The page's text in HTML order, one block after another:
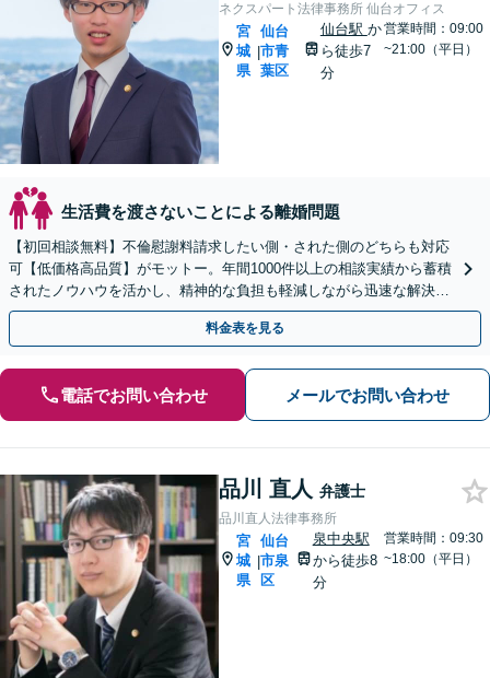
ネクスパート法律事務所 仙台オフィス
宮
城
県
|
仙台
市青
葉区
仙台駅 か
ら徒歩7
分
営業時間：09:00
~21:00（平日）
生活費を渡さないことによる離婚問題
【初回相談無料】不倫慰謝料請求したい側・された側のどちらも対応
可【低価格高品質】がモットー。年間1000件以上の相談実績から蓄積
されたノウハウを活かし、精神的な負担も軽減しながら迅速な解決を
目指します。【休日・夜間相談あり】【ビデオ面談可】
料金表を見る
電話でお問い合わせ メールでお問い合わせ
品川 直人 弁護士
品川直人法律事務所
宮
城
県
|
仙台
市泉
区
泉中央駅
から徒歩8
分
営業時間：09:30
~18:00（平日）